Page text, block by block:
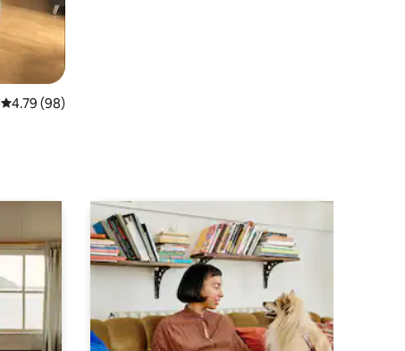
平均评分 4.79 分（满分 5 分），共 98 条评价
4.79 (98)